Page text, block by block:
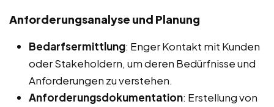
Anforderungsanalyse und Planung
Bedarfsermittlung: Enger Kontakt mit Kunden
oder Stakeholdern, um deren Bedürfnisse und
Anforderungen zu verstehen.
Anforderungsdokumentation: Erstellung von